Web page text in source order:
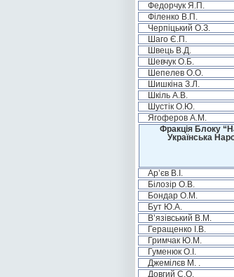
Федорчук Я.П.
Філенко В.П.
Черпіцький О.З.
Шаго Є.П.
Швець В.Д.
Шевчук О.Б.
Шепелев О.О.
Шишкіна З.Л.
Шкіль А.В.
Шустік О.Ю.
Ягоферов А.М.
Фракція Блоку
Українська
Ар’єв В.І.
Білозір О.В.
Бондар О.М.
Бут Ю.А.
В’язівський В.М.
Геращенко І.В.
Гримчак Ю.М.
Гуменюк О.І.
Джемілєв М. .
Довгий С.О.